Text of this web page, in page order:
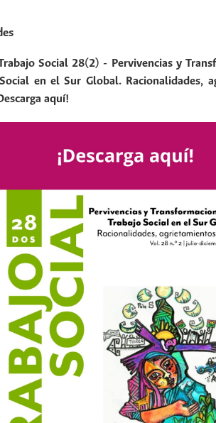
Social 28(2) - Pervivencias y
en el Sur Global. Racionalidades,
aquí!